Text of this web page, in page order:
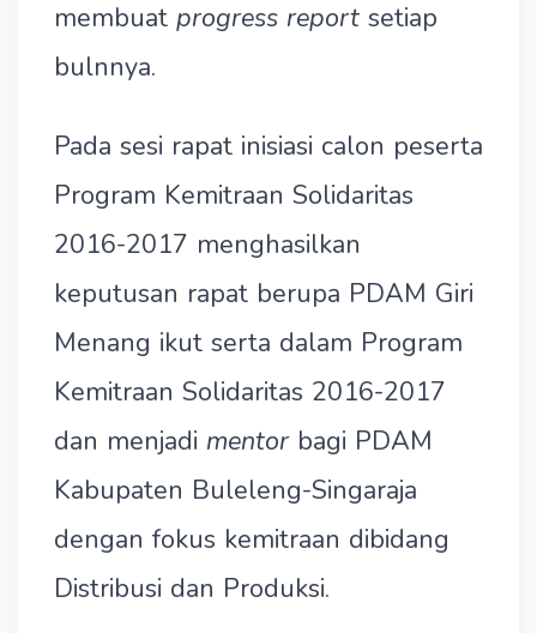
membuat progress report setiap
bulnnya.
Pada sesi rapat inisiasi calon peserta
Program Kemitraan Solidaritas
2016-2017 menghasilkan
keputusan rapat berupa PDAM Giri
Menang ikut serta dalam Program
Kemitraan Solidaritas 2016-2017
dan menjadi mentorbagi PDAM
Kabupaten Buleleng-Singaraja
dengan fokus kemitraan dibidang
Distribusi dan Produksi.